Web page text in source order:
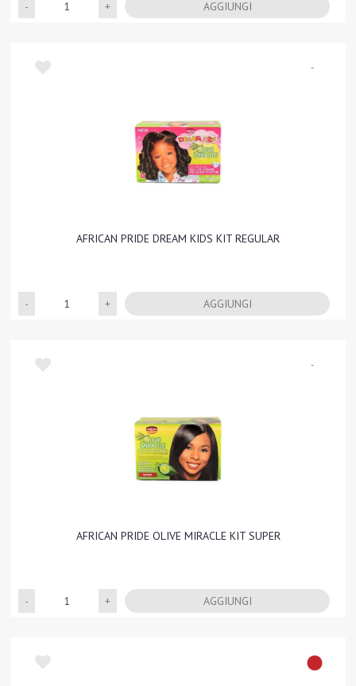
AGGIUNGI
-
AFRICAN PRIDE DREAM KIDS KIT REGULAR
AGGIUNGI
-
AFRICAN PRIDE OLIVE MIRACLE KIT SUPER
AGGIUNGI